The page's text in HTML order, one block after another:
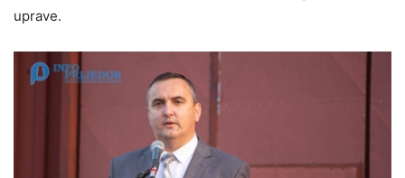
uprave.